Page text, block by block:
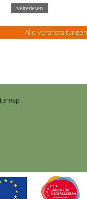
weiterlesen
Alle Veranstaltungen